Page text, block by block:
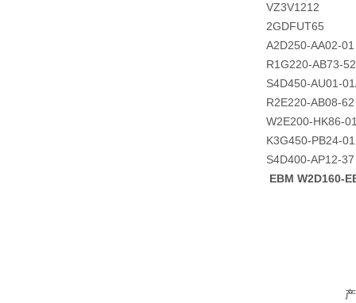
VZ3V1212
2GDFUT65
A2D250-AA02-01
R1G220-AB73-52
S4D450-AU01-
R2E220-AB08-62
W2E200-HK86-
K3G450-PB24-01
S4D400-AP12-37
EBM W2D160-